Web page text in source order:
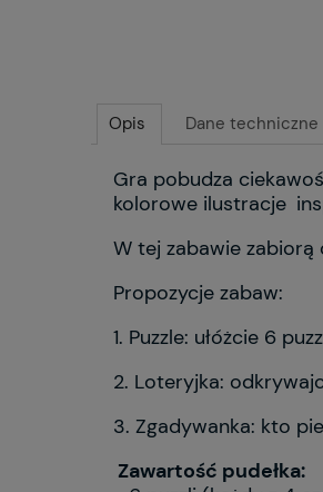
Opis Dane techniczne
Gra pobudza
kolorowe ilustracje
W tej zabawie
Propozycje zabaw:
1. Puzzle: ułóżcie 6
2. Loteryjka:
3. Zgadywanka: kto
Zawartość pudełka: